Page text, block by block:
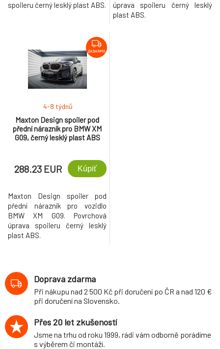
spoileru černý lesklý plast ABS.
úprava spoileru černý lesklý
plast ABS.
ZADARMO
Maxton Design spoiler pod
přední nárazník pro BMW XM
G09, černý lesklý plast ABS
4-8 týdnů
288.23 EUR Kúpiť
Maxton Design spoiler pod
přední nárazník pro vozidlo
BMW XM G09. Povrchová
úprava spoileru černý lesklý
plast ABS.
Doprava zdarma
Při nákupu nad 2 500 Kč při doručení po ČR a nad 120 €
při doručení na Slovensko.
Přes 20 let zkušeností
Jsme na trhu od roku 1999, rádi vám odborně porádíme
s výběrem či montáží.